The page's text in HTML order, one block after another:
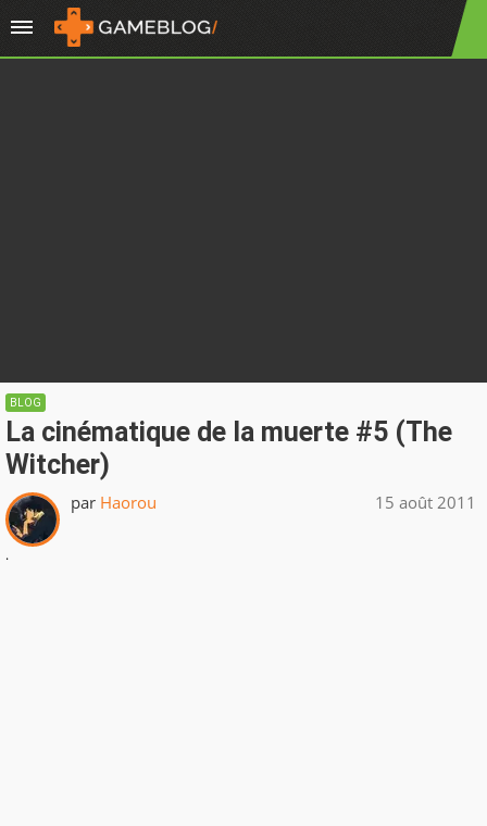
BLOG
La cinématique de la muerte #5 (The
Witcher)
par Haorou 15 août 2011
.